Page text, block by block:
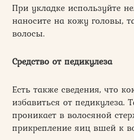
При укладке используйте
наносите на кожу головы,
волосы.
Средство от педикулеза
Есть также сведения, что
избавиться от педикулеза.
проникает в волосяной
прикрепление яиц вшей к